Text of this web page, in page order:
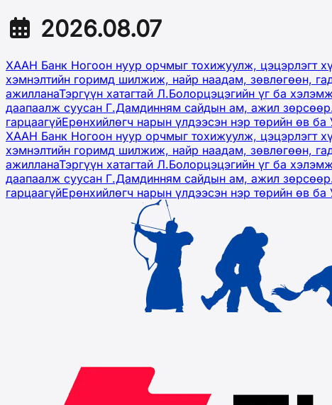
2026.08.07
ХААН Банк Ногоон нуур орчмыг тохижуулж, цэцэрлэгт
хэмнэлтийн горимд шилжиж, найр наадам, зөвлөгөөн,
ажилланаТэргүүн хатагтай Л.Болорцэцэгийн үг ба
даапаалж суусан Г.Дамдинням сайдын ам, ажил
гарцаагүйЕрөнхийлөгч нарын үлдээсэн нэр төрийн өв ба
ХААН Банк Ногоон нуур орчмыг тохижуулж, цэцэрлэгт
хэмнэлтийн горимд шилжиж, найр наадам, зөвлөгөөн,
ажилланаТэргүүн хатагтай Л.Болорцэцэгийн үг ба
даапаалж суусан Г.Дамдинням сайдын ам, ажил
гарцаагүйЕрөнхийлөгч нарын үлдээсэн нэр төрийн өв ба